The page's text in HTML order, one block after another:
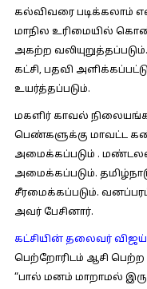
கல்விவரை படிக்கலாம்
மாநில உரிமையில்
அகற்ற
கட்சி, பதவி
உயர்த்தப்படும்.
மகளிர் காவல்
பெண்களுக்கு மாவட்ட
அமைக்கப்படும் .
அமைக்கப்படும்.
சீரமைக்கப்படும்.
அவர் பேசினார்.
கட்சியின் தலைவர் விஜய்
பெற்றோரிடம் ஆசி
“பால் மனம் மாறாமல்